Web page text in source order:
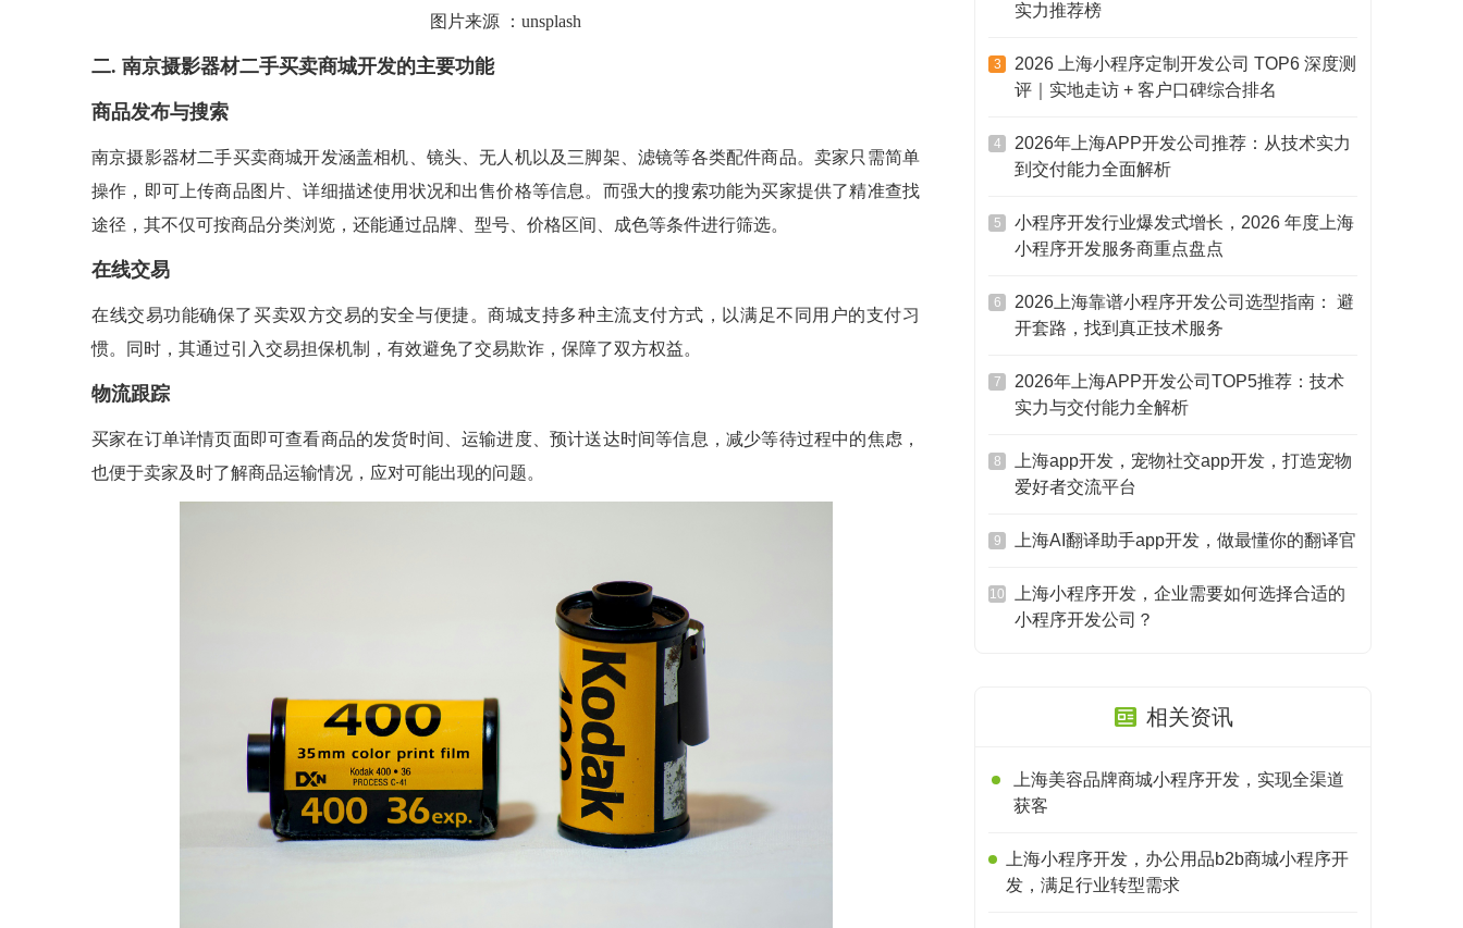
图片来源 ： unsplash
二. 南京摄影器材二手买卖商城开发的主要功能
商品发布与搜索
南京摄影器材二手买卖商城开发涵盖相机、镜头、无人机以及三脚架、滤镜等各类配件商品。卖家只需简单
操作，即可上传商品图片、详细描述使用状况和出售价格等信息。而强大的搜索功能为买家提供了精准查找
途径，其不仅可按商品分类浏览，还能通过品牌、型号、价格区间、成色等条件进行筛选。
在线交易
在线交易功能确保了买卖双方交易的安全与便捷。商城支持多种主流支付方式，以满足不同用户的支付习
惯。同时，其通过引入交易担保机制，有效避免了交易欺诈，保障了双方权益。
物流跟踪
买家在订单详情页面即可查看商品的发货时间、运输进度、预计送达时间等信息，减少等待过程中的焦虑，
也便于卖家及时了解商品运输情况，应对可能出现的问题。
实力推荐榜
3
2026 上海小程序定制开发公司 TOP6 深度测
评｜实地走访 + 客户口碑综合排名
4
2026年上海APP开发公司推荐：从技术实力
到交付能力全面解析
5
小程序开发行业爆发式增长，2026 年度上海
小程序开发服务商重点盘点
6
2026上海靠谱小程序开发公司选型指南： 避
开套路，找到真正技术服务
7
2026年上海APP开发公司TOP5推荐：技术
实力与交付能力全解析
8
上海app开发，宠物社交app开发，打造宠物
爱好者交流平台
9 上海AI翻译助手app开发，做最懂你的翻译官
10
上海小程序开发，企业需要如何选择合适的
小程序开发公司？
相关资讯
上海美容品牌商城小程序开发，实现全渠道
获客
上海小程序开发，办公用品b2b商城小程序开
发，满足行业转型需求